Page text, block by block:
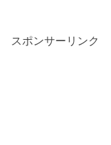
スポンサーリンク